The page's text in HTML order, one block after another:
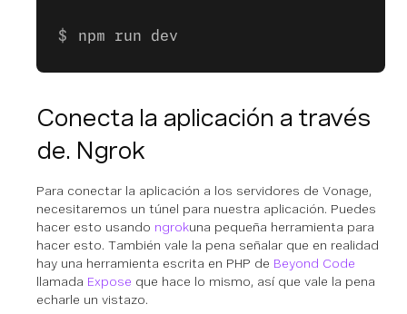
npm run dev
Conecta la aplicación a través
de. Ngrok
Para conectar la aplicación a los servidores de Vonage,
necesitaremos un túnel para nuestra aplicación. Puedes
hacer esto usando ngrokuna pequeña herramienta para
hacer esto. También vale la pena señalar que en realidad
hay una herramienta escrita en PHP de Beyond Code
llamada Expose que hace lo mismo, así que vale la pena
echarle un vistazo.